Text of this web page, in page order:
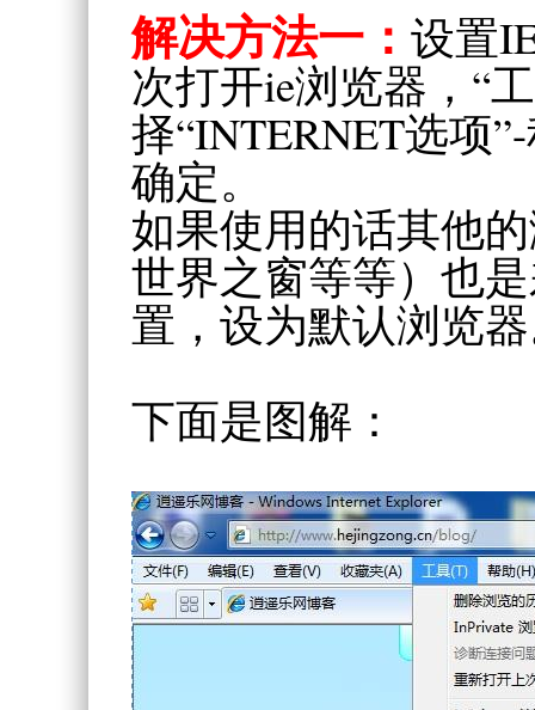
解决方法一： 设置
次打开ie浏览器，“
择“INTERNET选项
确定。
如果使用的话其他
世界之窗等等）也
置，设为默认浏览
下面是图解：